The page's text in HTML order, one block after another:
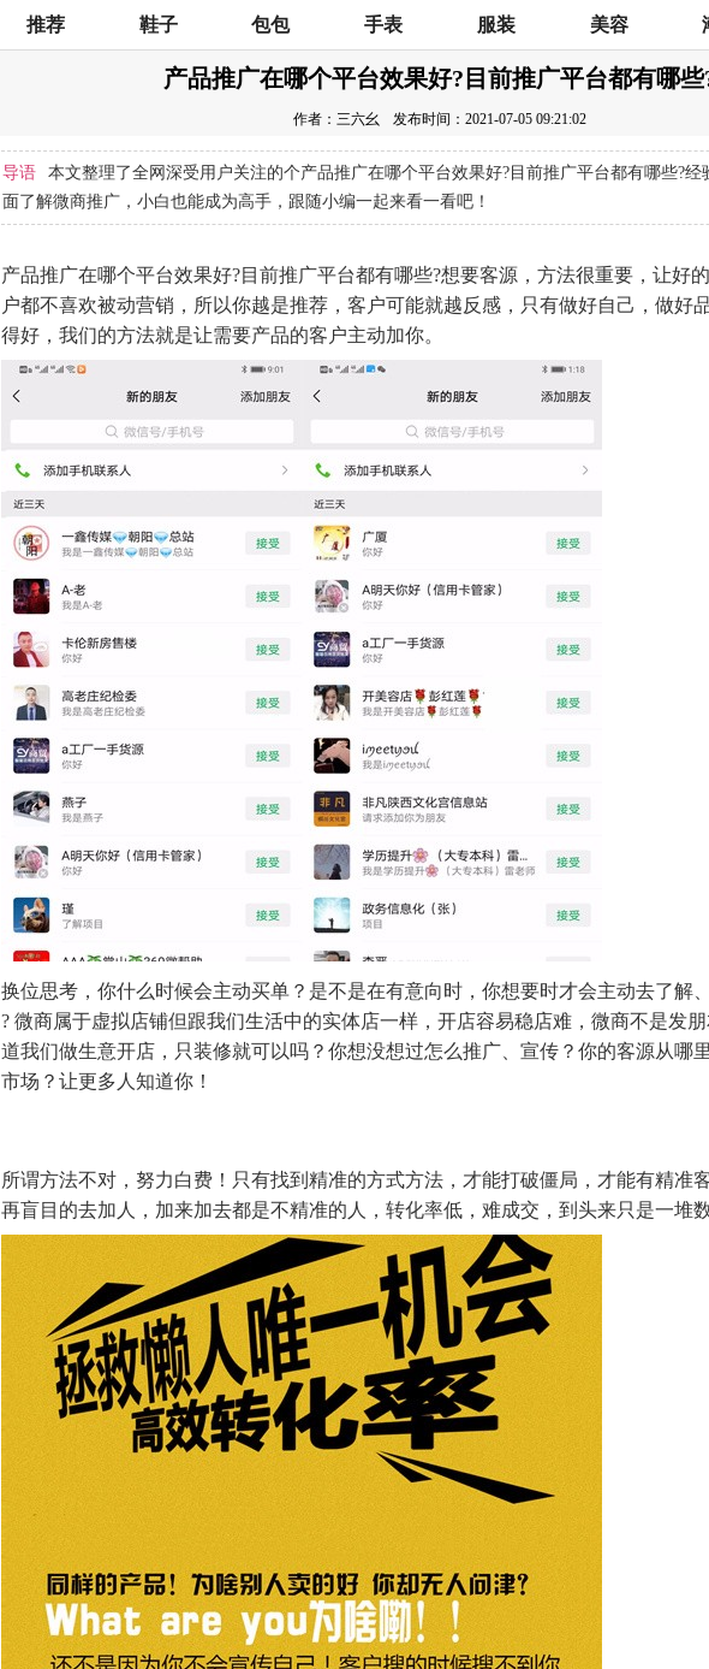
推荐 鞋子 包包 手表 服装 美容
产品推广在哪个平台效果好?目前推广平台都有哪些
作者：三六幺 发布时间：2021-07-05 09:21:02
导语
本文整理了全网深受用户关注的个产品推广在哪个平台效果好?目前推广平台都有哪些?
面了解微商推广，小白也能成为高手，跟随小编一起来看一看吧！
产品推广在哪个平台效果好?目前推广平台都有哪些?想要客源，方法很重要，让好
户都不喜欢被动营销，所以你越是推荐，客户可能就越反感，只有做好自己，做好
得好，我们的方法就是让需要产品的客户主动加你。
换位思考，你什么时候会主动买单？是不是在有意向时，你想要时才会主动去了解
? 微商属于虚拟店铺但跟我们生活中的实体店一样，开店容易稳店难，微商不是发
道我们做生意开店，只装修就可以吗？你想没想过怎么推广、宣传？你的客源从哪
市场？让更多人知道你！
所谓方法不对，努力白费！只有找到精准的方式方法，才能打破僵局，才能有精准
再盲目的去加人，加来加去都是不精准的人，转化率低，难成交，到头来只是一堆数